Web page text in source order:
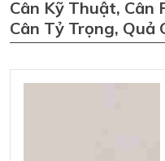
Cân Kỹ Thuật, Cân
Cân Tỷ Trọng, Quả